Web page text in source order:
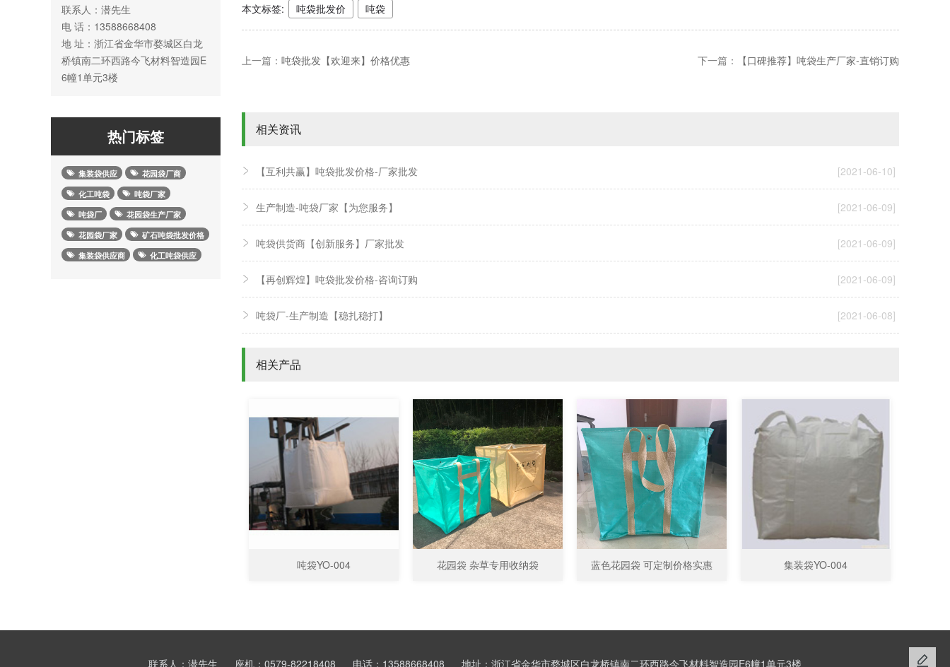
联系人：潜先生
电 话：13588668408
地 址：浙江省金华市婺城区白龙
桥镇南二环西路今飞材料智造园E
6幢1单元3楼
热门标签
集装袋供应
花园袋厂商
化工吨袋
吨袋厂家
吨袋厂
花园袋生产厂家
花园袋厂家
矿石吨袋批发价格
集装袋供应商
化工吨袋供应
本文标签: 吨袋批发价 吨袋
上一篇： 吨袋批发【欢迎来】价格优惠 下一篇： 【口碑推荐】吨袋生产厂家-直销订购
相关资讯
[2021-06-10]
【互利共赢】吨袋批发价格-厂家批发
[2021-06-09]
生产制造-吨袋厂家【为您服务】
[2021-06-09]
吨袋供货商【创新服务】厂家批发
[2021-06-09]
【再创辉煌】吨袋批发价格-咨询订购
[2021-06-08]
吨袋厂-生产制造【稳扎稳打】
相关产品
吨袋YO-004 花园袋 杂草专用收纳袋 蓝色花园袋 可定制价格实惠 集装袋YO-004
联系人：潜先生 座机：0579-82218408 电话：13588668408 地址：浙江省金华市婺城区白龙桥镇南二环西路今飞材料智造园E6幢1单元3楼